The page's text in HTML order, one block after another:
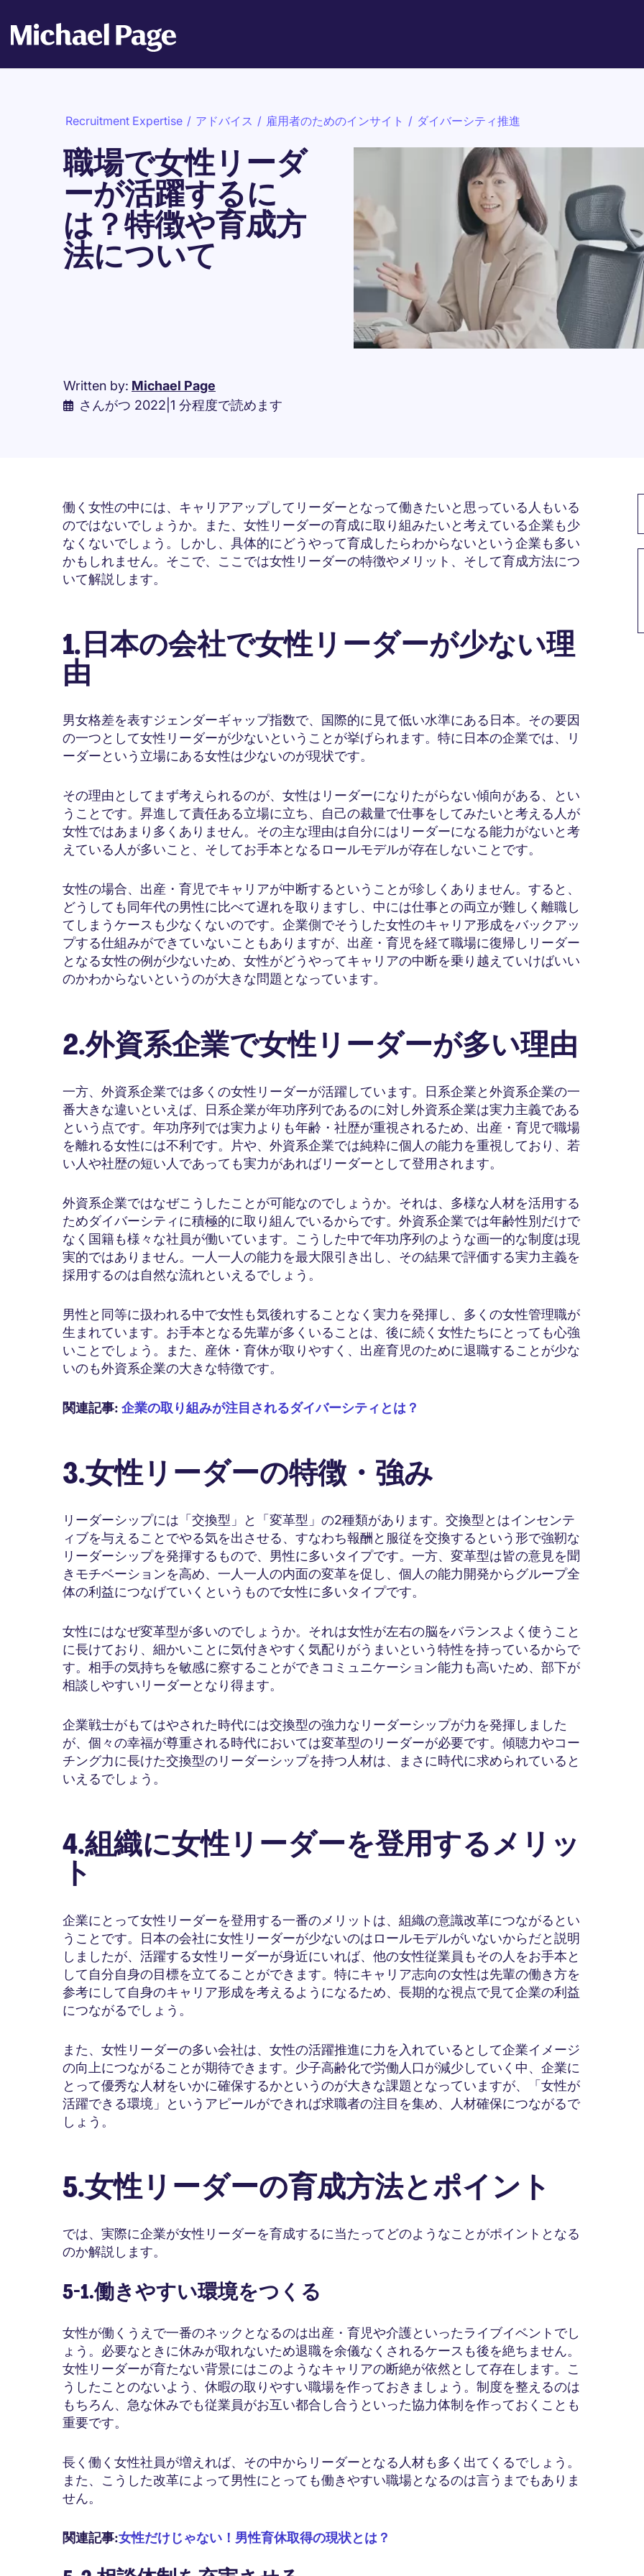
Recruitment Expertise / アドバイス / 雇用者のためのインサイト / ダイバーシティ推進
職場で女性リーダ
ーが活躍するに
は？特徴や育成方
法について
Written by: Michael Page
さんがつ 2022 1 分程度で読めます
働く女性の中には、キャリアアップしてリーダーとなって働きたいと思っている人もいる
のではないでしょうか。また、女性リーダーの育成に取り組みたいと考えている企業も少
なくないでしょう。しかし、具体的にどうやって育成したらわからないという企業も多い
かもしれません。そこで、ここでは女性リーダーの特徴やメリット、そして育成方法につ
いて解説します。
1.日本の会社で女性リーダーが少ない理
由
男女格差を表すジェンダーギャップ指数で、国際的に見て低い水準にある日本。その要因
の一つとして女性リーダーが少ないということが挙げられます。特に日本の企業では、リ
ーダーという立場にある女性は少ないのが現状です。
その理由としてまず考えられるのが、女性はリーダーになりたがらない傾向がある、とい
うことです。昇進して責任ある立場に立ち、自己の裁量で仕事をしてみたいと考える人が
女性ではあまり多くありません。その主な理由は自分にはリーダーになる能力がないと考
えている人が多いこと、そしてお手本となるロールモデルが存在しないことです。
女性の場合、出産・育児でキャリアが中断するということが珍しくありません。すると、
どうしても同年代の男性に比べて遅れを取りますし、中には仕事との両立が難しく離職し
てしまうケースも少なくないのです。企業側でそうした女性のキャリア形成をバックアッ
プする仕組みができていないこともありますが、出産・育児を経て職場に復帰しリーダー
となる女性の例が少ないため、女性がどうやってキャリアの中断を乗り越えていけばいい
のかわからないというのが大きな問題となっています。
2.外資系企業で女性リーダーが多い理由
一方、外資系企業では多くの女性リーダーが活躍しています。日系企業と外資系企業の一
番大きな違いといえば、日系企業が年功序列であるのに対し外資系企業は実力主義である
という点です。年功序列では実力よりも年齢・社歴が重視されるため、出産・育児で職場
を離れる女性には不利です。片や、外資系企業では純粋に個人の能力を重視しており、若
い人や社歴の短い人であっても実力があればリーダーとして登用されます。
外資系企業ではなぜこうしたことが可能なのでしょうか。それは、多様な人材を活用する
ためダイバーシティに積極的に取り組んでいるからです。外資系企業では年齢性別だけで
なく国籍も様々な社員が働いています。こうした中で年功序列のような画一的な制度は現
実的ではありません。一人一人の能力を最大限引き出し、その結果で評価する実力主義を
採用するのは自然な流れといえるでしょう。
男性と同等に扱われる中で女性も気後れすることなく実力を発揮し、多くの女性管理職が
生まれています。お手本となる先輩が多くいることは、後に続く女性たちにとっても心強
いことでしょう。また、産休・育休が取りやすく、出産育児のために退職することが少な
いのも外資系企業の大きな特徴です。
関連記事: 企業の取り組みが注目されるダイバーシティとは？
3.女性リーダーの特徴・強み
リーダーシップには「交換型」と「変革型」の2種類があります。交換型とはインセンテ
ィブを与えることでやる気を出させる、すなわち報酬と服従を交換するという形で強靭な
リーダーシップを発揮するもので、男性に多いタイプです。一方、変革型は皆の意見を聞
きモチベーションを高め、一人一人の内面の変革を促し、個人の能力開発からグループ全
体の利益につなげていくというもので女性に多いタイプです。
女性にはなぜ変革型が多いのでしょうか。それは女性が左右の脳をバランスよく使うこと
に長けており、細かいことに気付きやすく気配りがうまいという特性を持っているからで
す。相手の気持ちを敏感に察することができコミュニケーション能力も高いため、部下が
相談しやすいリーダーとなり得ます。
企業戦士がもてはやされた時代には交換型の強力なリーダーシップが力を発揮しました
が、個々の幸福が尊重される時代においては変革型のリーダーが必要です。傾聴力やコー
チング力に長けた交換型のリーダーシップを持つ人材は、まさに時代に求められていると
いえるでしょう。
4.組織に女性リーダーを登用するメリッ
ト
企業にとって女性リーダーを登用する一番のメリットは、組織の意識改革につながるとい
うことです。日本の会社に女性リーダーが少ないのはロールモデルがいないからだと説明
しましたが、活躍する女性リーダーが身近にいれば、他の女性従業員もその人をお手本と
して自分自身の目標を立てることができます。特にキャリア志向の女性は先輩の働き方を
参考にして自身のキャリア形成を考えるようになるため、長期的な視点で見て企業の利益
につながるでしょう。
また、女性リーダーの多い会社は、女性の活躍推進に力を入れているとして企業イメージ
の向上につながることが期待できます。少子高齢化で労働人口が減少していく中、企業に
とって優秀な人材をいかに確保するかというのが大きな課題となっていますが、「女性が
活躍できる環境」というアピールができれば求職者の注目を集め、人材確保につながるで
しょう。
5.女性リーダーの育成方法とポイント
では、実際に企業が女性リーダーを育成するに当たってどのようなことがポイントとなる
のか解説します。
5-1.働きやすい環境をつくる
女性が働くうえで一番のネックとなるのは出産・育児や介護といったライブイベントでし
ょう。必要なときに休みが取れないため退職を余儀なくされるケースも後を絶ちません。
女性リーダーが育たない背景にはこのようなキャリアの断絶が依然として存在します。こ
うしたことのないよう、休暇の取りやすい職場を作っておきましょう。制度を整えるのは
もちろん、急な休みでも従業員がお互い都合し合うといった協力体制を作っておくことも
重要です。
長く働く女性社員が増えれば、その中からリーダーとなる人材も多く出てくるでしょう。
また、こうした改革によって男性にとっても働きやすい職場となるのは言うまでもありま
せん。
関連記事:女性だけじゃない！男性育休取得の現状とは？